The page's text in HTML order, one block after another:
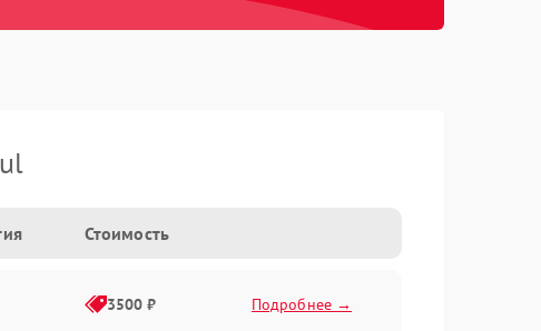
Стоимость
3500 ₽ Подробнее →